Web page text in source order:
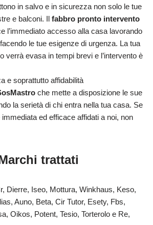
in salvo e in sicurezza non solo le tue
e balconi. Il fabbro pronto intervento
l’immediato accesso alla casa lavorando
le tue esigenze di urgenza. La tua
verrà evasa in tempi brevi e l’intervento è
e soprattutto affidabilità
che mette a disposizione le sue
la serietà di chi entra nella tua casa. Se
ed efficace affidati a noi, non
trattati
Dierre, Iseo, Mottura, Winkhaus, Keso,
Auno, Beta, Cir Tutor, Esety, Fbs,
Oikos, Potent, Tesio, Torterolo e Re,